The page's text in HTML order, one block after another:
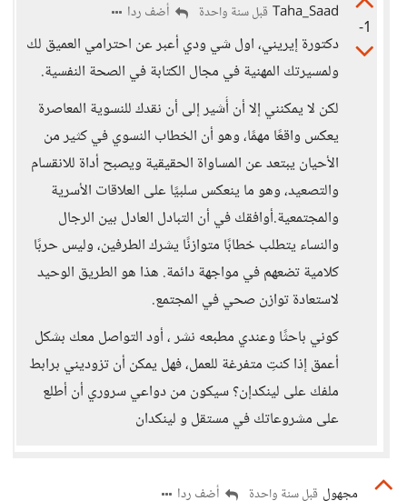
-1
Taha_Saad قبل سنة واحدة أضف ردا
دكتورة إيريني، اول شي ودي أعبر عن احترامي العميق لك
ولمسيرتك المهنية في مجال الكتابة في الصحة النفسية.
لكن لا يمكنني إلا أن أُشير إلى أن نقدك للنسوية المعاصرة
يعكس واقعًا مهمًا، وهو أن الخطاب النسوي في كثير من
الأحيان يبتعد عن المساواة الحقيقية ويصبح أداة للانقسام
والتصعيد، وهو ما ينعكس سلبيًا على العلاقات الأسرية
والمجتمعية.أوافقك في أن التبادل العادل بين الرجال
والنساء يتطلب خطابًا متوازنًا يشرك الطرفين، وليس حربًا
كلامية تضعهم في مواجهة دائمة. هذا هو الطريق الوحيد
لاستعادة توازن صحي في المجتمع.
كوني باحثًا وعندي مطبعه نشر ، أود التواصل معك بشكل
أعمق إذا كنتِ متفرغة للعمل، فهل يمكن أن تزوديني برابط
ملفك على لينكدإن؟ سيكون من دواعي سروري أن أطلع
على مشروعاتك في مستقل و لينكدان
مجهول قبل سنة واحدة أضف ردا